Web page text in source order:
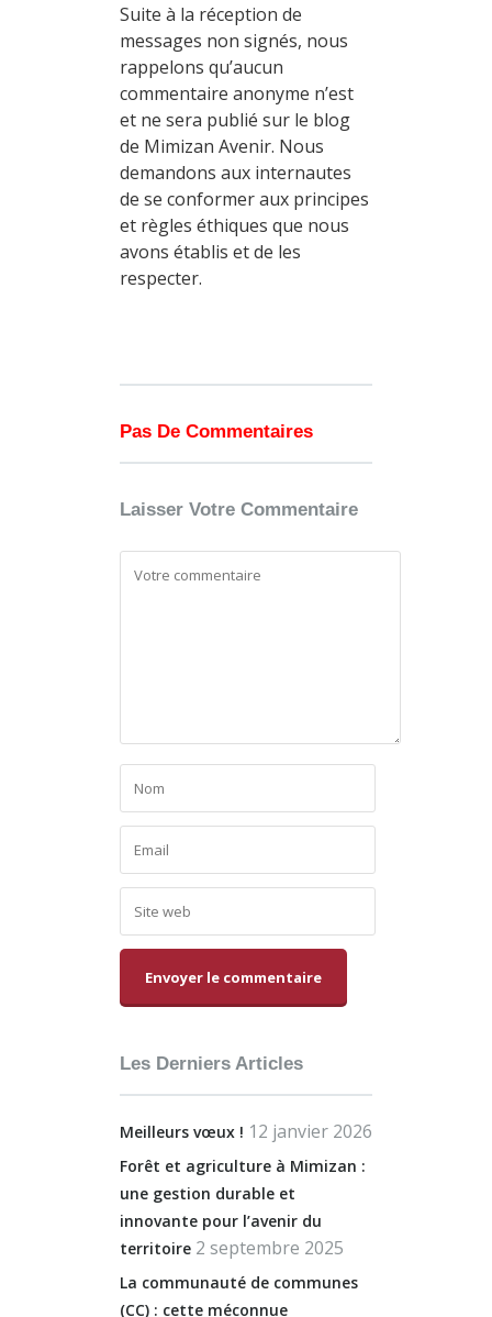
Suite à la réception de
messages non signés, nous
rappelons qu’aucun
commentaire anonyme n’est
et ne sera publié sur le blog
de Mimizan Avenir. Nous
demandons aux internautes
de se conformer aux principes
et règles éthiques que nous
avons établis et de les
respecter.
Pas De Commentaires
Laisser Votre Commentaire
Les Derniers Articles
Meilleurs vœux ! 12 janvier 2026
Forêt et agriculture à Mimizan :
une gestion durable et
innovante pour l’avenir du
territoire 2 septembre 2025
La communauté de communes
(CC) : cette méconnue